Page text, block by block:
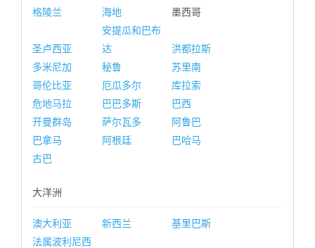
格陵兰
海地 墨西哥
圣卢西亚
安提瓜和巴布
达
洪都拉斯
多米尼加
秘鲁
苏里南
哥伦比亚
厄瓜多尔
库拉索
危地马拉
巴巴多斯
巴西
开曼群岛
萨尔瓦多
阿鲁巴
巴拿马
阿根廷
巴哈马
古巴
大洋洲
澳大利亚 新西兰
基里巴斯
法属波利尼西